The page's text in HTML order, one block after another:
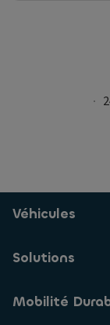
Véhicules
Solutions
Mobilité